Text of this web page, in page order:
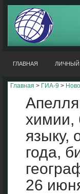
ГЛАВНАЯ ЛИЧНЫЙ
Главная > ГИА-9 >
химии,
языку,
года,
26